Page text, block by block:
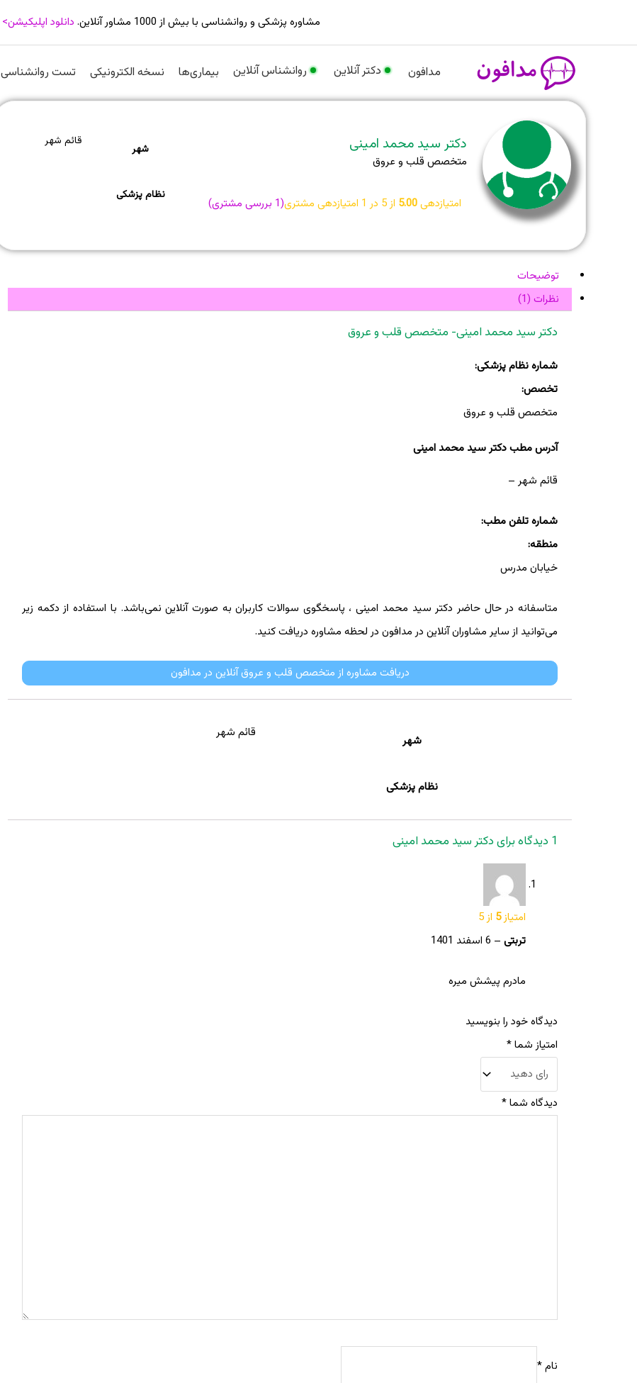
مشاوره پزشکی و روانشناسی با بیش از 1000 مشاور آنلاین. دانلود اپلیکیشن>
مدافون دکتر آنلاین روانشناس آنلاین بیماری‌ها نسخه الکترونیکی تست روانشناسی
دکتر سید محمد امینی
متخصص قلب و عروق
امتیازدهی5.00 از 5 در 1 امتیازدهی مشتری(
1 بررسی مشتری)
شهر
قائم شهر
نظام پزشکی
توضیحات
نظرات (1)
دکتر سید محمد امینی- متخصص قلب و عروق
شماره نظام پزشکی:
تخصص:
متخصص قلب و عروق
آدرس مطب دکتر سید محمد امینی
قائم شهر –
شماره تلفن مطب:
منطقه:
خیابان مدرس
متاسفانه در حال حاضر دکتر سید محمد امینی ، پاسخگوی سوالات کاربران به صورت آنلاین نمی‌باشد. با استفاده از دکمه زیر
می‌توانید از سایر مشاوران آنلاین در مدافون در لحظه مشاوره دریافت کنید.
دریافت مشاوره از متخصص قلب و عروق آنلاین در مدافون
شهر
قائم شهر
نظام پزشکی
1 دیدگاه برای دکتر سید محمد امینی
امتیاز5 از 5
تربتی – 6 اسفند 1401
مادرم پیشش میره
دیدگاه خود را بنویسید
امتیاز شما*
دیدگاه شما*
نام*